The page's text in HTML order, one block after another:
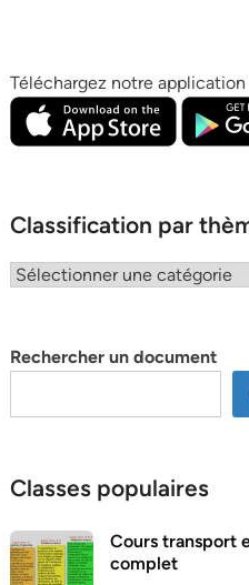
Téléchargez notre application
Classification par
Classification
Rechercher un document
Classes populaires
Cours transport
complet